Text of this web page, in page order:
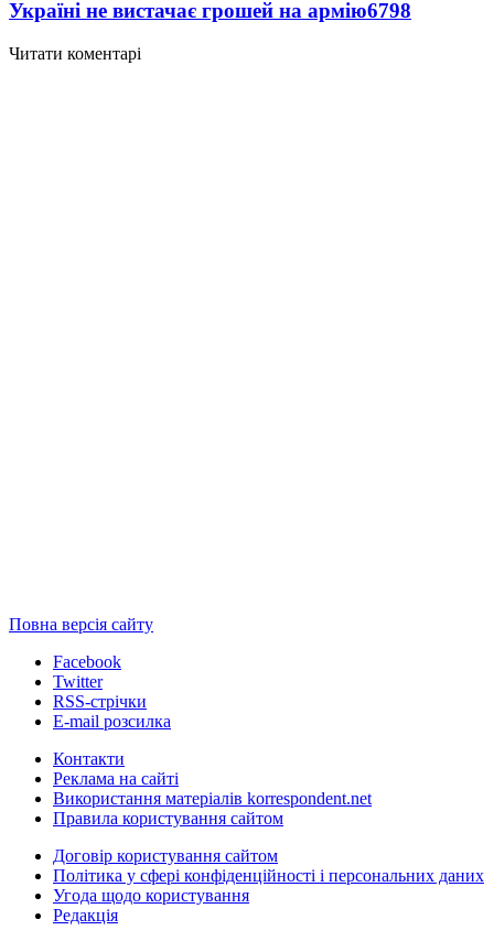
Україні не вистачає грошей на армію6798
Читати коментарі
Повна версія сайту
Facebook
Twitter
RSS-стрічки
E-mail розсилка
Контакти
Реклама на сайті
Використання матеріалів korrespondent.net
Правила користування сайтом
Договір користування сайтом
Політика у сфері конфіденційності і персональних даних
Угода щодо користування
Редакція